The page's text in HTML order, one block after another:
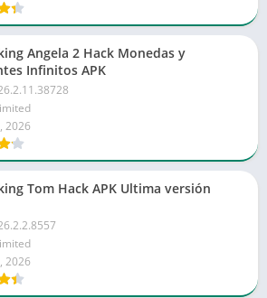
Angela 2 Hack Monedas y
Infinitos APK
2026
Tom Hack APK Ultima versión
2026